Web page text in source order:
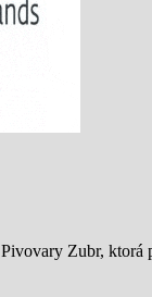
Pivovary Zubr, ktorá